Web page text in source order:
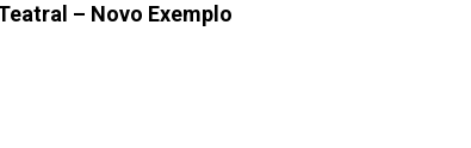
– Novo Exemplo